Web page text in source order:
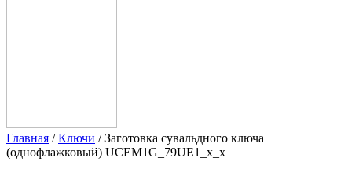
Главная /Ключи / Заготовка сувальдного ключа
(однофлажковый) UCEM1G_79UE1_x_x